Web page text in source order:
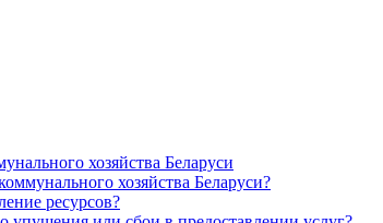
хозяйства Беларуси
хозяйства Беларуси?
ресурсов?